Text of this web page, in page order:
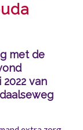
met de
van